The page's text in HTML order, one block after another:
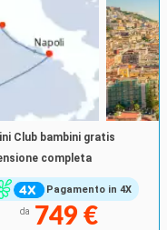
Pagamento in 4X
Club bambini gratis
completa
da 749 €